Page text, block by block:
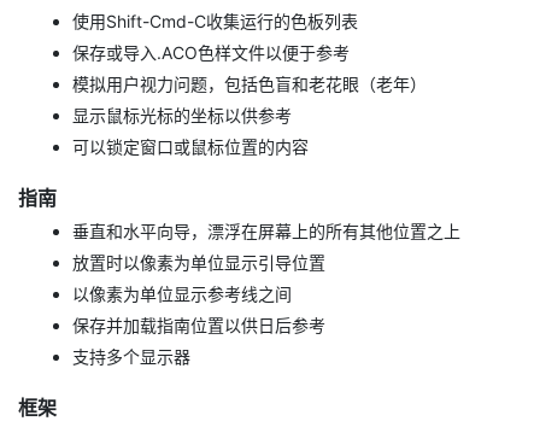
使用Shift-Cmd-C收集运行的色板列表
保存或导入.ACO色样文件以便于参考
模拟用户视力问题，包括色盲和老花眼（老年）
显示鼠标光标的坐标以供参考
可以锁定窗口或鼠标位置的内容
指南
垂直和水平向导，漂浮在屏幕上的所有其他位置之上
放置时以像素为单位显示引导位置
以像素为单位显示参考线之间
保存并加载指南位置以供日后参考
支持多个显示器
框架